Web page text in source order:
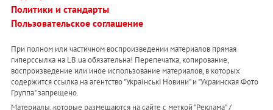
Политики и стандарты
Пользовательское соглашение
При полном или частичном воспроизведении материалов прямая
гиперссылка на LB.ua обязательна! Перепечатка, копирование,
воспроизведение или иное использование материалов, в которых
содержится ссылка на агентство "Українськi Новини" и "Украинская Фото
Группа" запрещено.
Материалы, которые размещаются на сайте с меткой "Реклама" /